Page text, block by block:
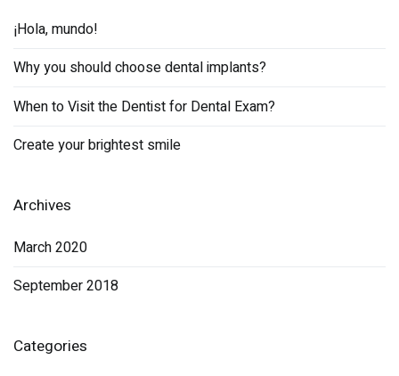
¡Hola, mundo!
Why you should choose dental implants?
When to Visit the Dentist for Dental Exam?
Create your brightest smile
Archives
March 2020
September 2018
Categories